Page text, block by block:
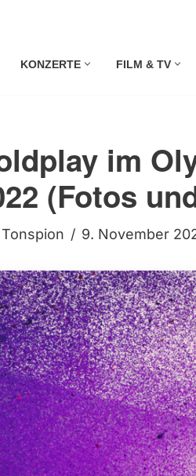
KONZERTE FILM & TV
im
(Fotos
Tonspion 9. November